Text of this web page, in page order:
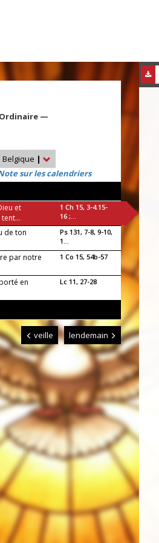
Ordinaire —
Belgique |
sur les calendriers
et
1 Ch 15, 3-4.15-
16 ;...
de ton
Ps 131, 7-8, 9-10,
1...
par notre
1 Co 15, 54b-57
en
Lc 11, 27-28
veille lendemain